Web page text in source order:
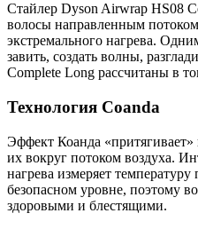
Стайлер Dyson Airwrap HS08
волосы направленным потоком
экстремального нагрева.
завить, создать волны,
Complete Long рассчитаны в
Технология Coanda
Эффект Коанда «притягивает»
их вокруг потоком воздуха.
нагрева измеряет
безопасном уровне, поэтому
здоровыми и блестящими.